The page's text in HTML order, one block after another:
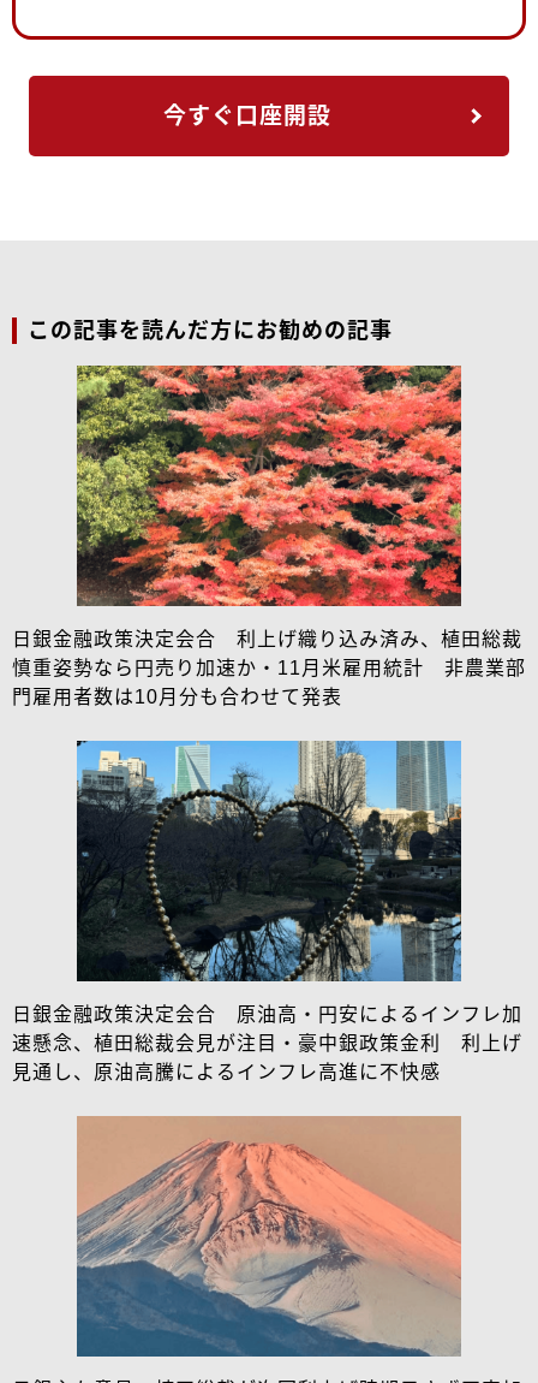
今すぐ口座開設
この記事を読んだ方にお勧めの記事
日銀金融政策決定会合 利上げ織り込み済み、植田総裁
慎重姿勢なら円売り加速か・11月米雇用統計 非農業部
門雇用者数は10月分も合わせて発表
日銀金融政策決定会合 原油高・円安によるインフレ加
速懸念、植田総裁会見が注目・豪中銀政策金利 利上げ
見通し、原油高騰によるインフレ高進に不快感